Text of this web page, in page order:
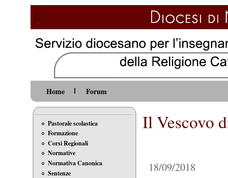
Home Forum
Pastorale scolastica
Formazione
Corsi Regionali
Normative
Normativa Canonica
Sentenze
Il Vescovo
18/09/2018